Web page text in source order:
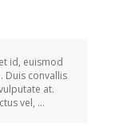
id, euismod
Duis convallis
at.
vel, ...